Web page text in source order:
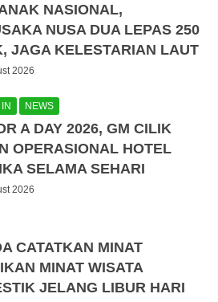
NASIONAL,
NUSA DUA LEPAS 250
JAGA KELESTARIAN LAUT
2026
NEWS
A DAY 2026, GM CILIK
OPERASIONAL HOTEL
SELAMA SEHARI
2026
CATATKAN MINAT
MINAT WISATA
JELANG LIBUR HARI